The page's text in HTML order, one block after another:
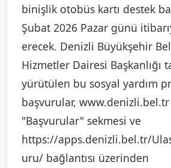
binişlik otobüs kartı destek
Şubat 2026 Pazar günü
erecek. Denizli Büyükşehir
Hizmetler Dairesi Başkanlığı
yürütülen bu sosyal yardım
başvurular,
"Başvurular" sekmesi ve
https://apps.denizli.bel.tr/
uru/ bağlantısı üzerinden